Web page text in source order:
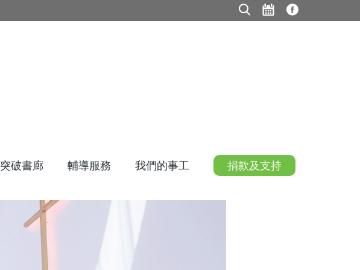
突破書廊 輔導服務 我們的事工 捐款及支持